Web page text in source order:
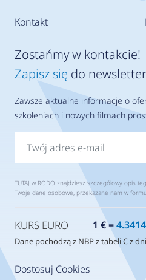
Kontakt
Dostosuj Cookies
Zostańmy w kontakcie!
Zapisz się do
Zawsze aktualne informacje o
szkoleniach i nowych filmach
TUTAJ w RODO znajdziesz szczegółowy opis
Twoje dane osobowe, przekazane nam w
KURS EURO 1 € =
Dane pochodzą z NBP z tabeli C z